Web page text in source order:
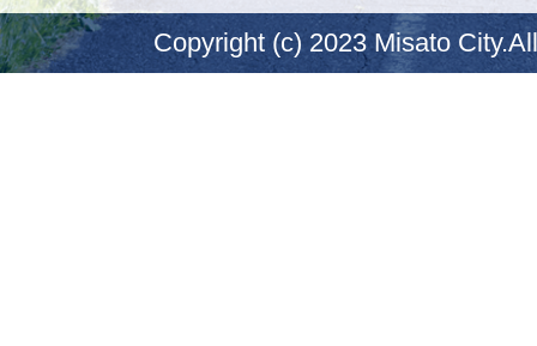
Copyright (c) 2023 Misato